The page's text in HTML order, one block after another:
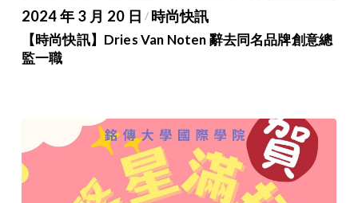
2024 年 3 月 20 日 / 時尚快訊
【時尚快訊】Dries Van Noten 辭去同名品牌創意總
監一職